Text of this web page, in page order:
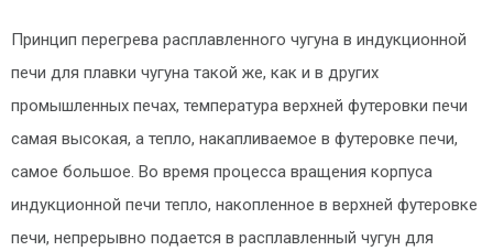
Принцип перегрева расплавленного чугуна в индукционной
печи для плавки чугуна такой же, как и в других
промышленных печах, температура верхней футеровки печи
самая высокая, а тепло, накапливаемое в футеровке печи,
самое большое. Во время процесса вращения корпуса
индукционной печи тепло, накопленное в верхней футеровке
печи, непрерывно подается в расплавленный чугун для